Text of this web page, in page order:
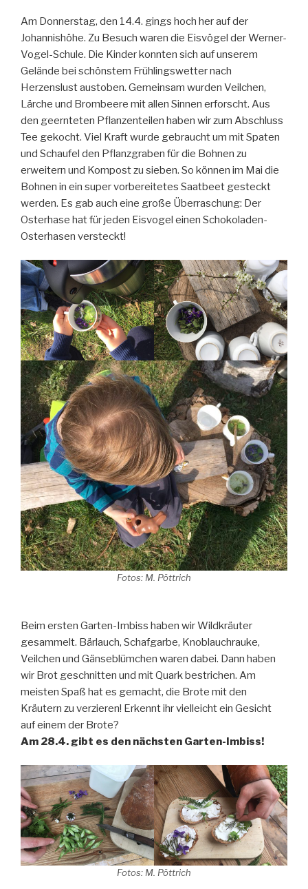
Am Donnerstag, den 14.4. gings hoch her auf der
Johannishöhe. Zu Besuch waren die Eisvögel der Werner-
Vogel-Schule. Die Kinder konnten sich auf unserem
Gelände bei schönstem Frühlingswetter nach
Herzenslust austoben. Gemeinsam wurden Veilchen,
Lärche und Brombeere mit allen Sinnen erforscht. Aus
den geernteten Pflanzenteilen haben wir zum Abschluss
Tee gekocht. Viel Kraft wurde gebraucht um mit Spaten
und Schaufel den Pflanzgraben für die Bohnen zu
erweitern und Kompost zu sieben. So können im Mai die
Bohnen in ein super vorbereitetes Saatbeet gesteckt
werden. Es gab auch eine große Überraschung: Der
Osterhase hat für jeden Eisvogel einen Schokoladen-
Osterhasen versteckt!
Fotos: M. Pöttrich
Beim ersten Garten-Imbiss haben wir Wildkräuter
gesammelt. Bärlauch, Schafgarbe, Knoblauchrauke,
Veilchen und Gänseblümchen waren dabei. Dann haben
wir Brot geschnitten und mit Quark bestrichen. Am
meisten Spaß hat es gemacht, die Brote mit den
Kräutern zu verzieren! Erkennt ihr vielleicht ein Gesicht
auf einem der Brote?
Am 28.4. gibt es den nächsten Garten-Imbiss!
Fotos: M. Pöttrich